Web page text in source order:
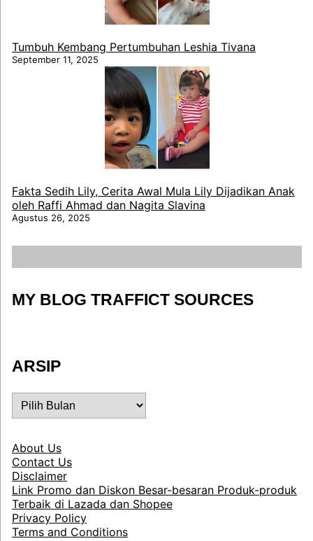
Tumbuh Kembang Pertumbuhan Leshia Tivana
September 11, 2025
Fakta Sedih Lily, Cerita Awal Mula Lily Dijadikan Anak
oleh Raffi Ahmad dan Nagita Slavina
Agustus 26, 2025
MY BLOG TRAFFICT SOURCES
ARSIP
ARSIP
About Us
Contact Us
Disclaimer
Link Promo dan Diskon Besar-besaran Produk-produk
Terbaik di Lazada dan Shopee
Privacy Policy
Terms and Conditions